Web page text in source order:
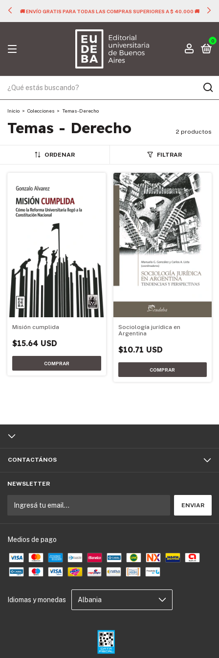
🚚 ENVÍO GRATIS PARA TODAS LAS COMPRAS SUPERIORES A $ 40.000 🚚
0
Inicio > Colecciones > Temas - Derecho
Temas - Derecho 2 productos
ORDENAR FILTRAR
Misión cumplida
$15.64 USD
Sociología jurídica en
Argentina
$10.71 USD
CONTACTÁNOS
NEWSLETTER
Medios de pago
Idiomas y monedas